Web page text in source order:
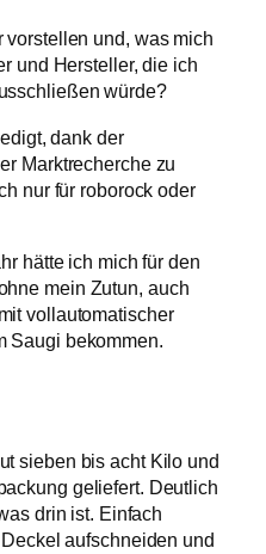
und, was mich
und Hersteller, die ich
würde?
dank der
Marktrecherche zu
nur für roborock oder
hätte ich mich für den
mein Zutun, auch
vollautomatischer
Saugi bekommen.
sieben bis acht Kilo und
geliefert. Deutlich
drin ist. Einfach
aufschneiden und